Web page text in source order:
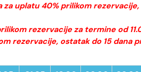
za uplatu 40% prilikom
rezervacije za termine od
rezervacije, ostatak do 15 dana